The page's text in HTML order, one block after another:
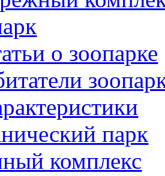
о зоопарке
парк
комплекс